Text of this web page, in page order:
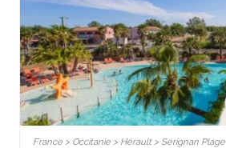
France > Occitanie > Hérault > Sérignan Plage